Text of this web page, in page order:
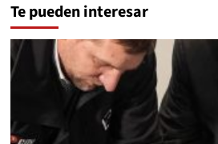
Te pueden interesar